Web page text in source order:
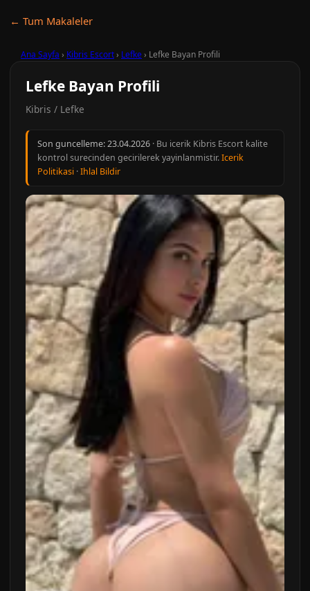
← Tum Makaleler
Ana Sayfa › Kibris Escort› Lefke› Lefke Bayan Profili
Lefke Bayan Profili
Kibris / Lefke
Son guncelleme:23.04.2026 · Bu icerik Kibris Escort kalite
kontrol surecinden gecirilerek yayinlanmistir.Icerik
Politikasi ·Ihlal Bildir